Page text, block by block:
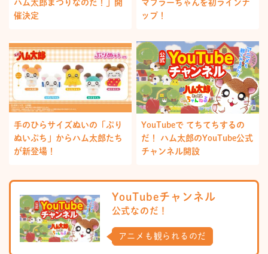
ハム太郎まつりなのだ！」開
催決定
マフラーちゃんを初ラインナ
ップ！
手のひらサイズぬいの「ぷり
ぬいぷち」からハム太郎たち
が新登場！
YouTubeで てちてちするの
だ！ ハム太郎のYouTube公式
チャンネル開設
YouTubeチャンネル
公式なのだ！
アニメも観られるのだ